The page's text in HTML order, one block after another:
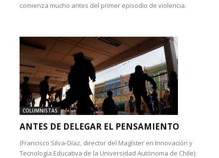
comienza mucho antes del primer episodio de violencia.
COLUMNISTAS
ANTES DE DELEGAR EL PENSAMIENTO
(Francisco Silva-Díaz, director del Magíster en Innovación y
Tecnología Educativa de la Universidad Autónoma de Chile):